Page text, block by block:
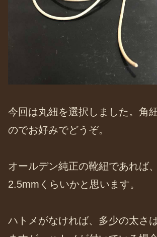
今回は丸紐を選択しました。角
のでお好みでどうぞ。
オールデン純正の靴紐であれば
2.5mmくらいかと思います。
ハトメがなければ、多少の太さ